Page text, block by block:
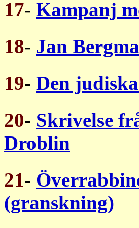
17- Kampanj
18- Jan
19- Den
20- Skrivelse
Droblin
21-
(granskning)